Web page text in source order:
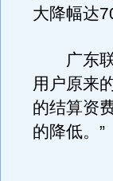
大降幅达
广东联
用户原来
的结算资
的降低。”